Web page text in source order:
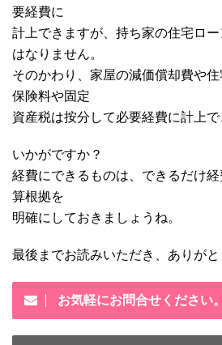
要経費に
計上できますが、持ち家の住宅ロ
はなりません。
そのかわり、家屋の減価償却費や
保険料や固定
資産税は按分して必要経費に計上で
いかがですか？
経費にできるものは、できるだけ
算根拠を
明確にしておきましょうね。
最後までお読みいただき、ありがと
お気軽にお問合せください。